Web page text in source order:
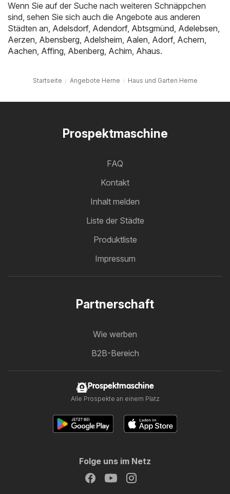
Wenn Sie auf der Suche nach weiteren Schnäppchen
sind, sehen Sie sich auch die Angebote aus anderen
Städten an, Adelsdorf, Adendorf, Abtsgmünd, Adelebsen,
Aerzen, Abensberg, Adelsheim, Aalen, Adorf, Achern,
Aachen, Affing, Abenberg, Achim, Ahaus.
Startseite Angebote Herne Haus und Garten Herne
Prospektmaschine
FAQ
Kontakt
Inhalt melden
Liste der Städte
Produktliste
Impressum
Partnerschaft
Wie werben
B2B-Bereich
Prospektmaschine
Alle Prospekte an einem Platz
Folge uns im Netz